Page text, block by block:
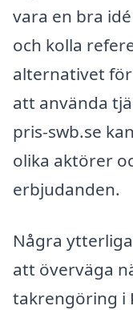
vara en bra
och kolla
alternativet
att använda
pris-swb.se
olika aktörer
erbjudanden.
Några
att överväga
takrengöring i